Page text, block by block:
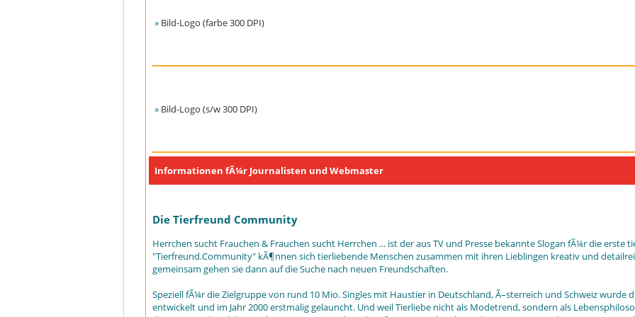
» Bild-Logo (farbe 300 DPI)
» Bild-Logo (s/w 300 DPI)
Informationen fÃ¼r Journalisten und Webmaster
Die Tierfreund Community
Herrchen sucht Frauchen & Frauchen sucht Herrchen ... ist der aus TV und Presse bekannte Slogan fÃ¼r die erste
"Tierfreund.Community" kÃ¶nnen sich tierliebende Menschen zusammen mit ihren Lieblingen kreativ und
gemeinsam gehen sie dann auf die Suche nach neuen Freundschaften.
Speziell fÃ¼r die Zielgruppe von rund 10 Mio. Singles mit Haustier in Deutschland, Ã–sterreich und Schweiz wurde
entwickelt und im Jahr 2000 erstmalig gelauncht. Und weil Tierliebe nicht als Modetrend, sondern als